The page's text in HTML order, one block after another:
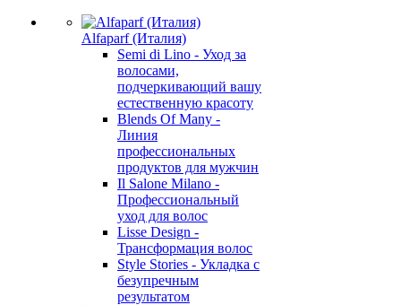
Alfaparf (Италия)
Semi di Lino - Уход за
волосами,
подчеркивающий вашу
естественную красоту
Blends Of Many -
Линия
профессиональных
продуктов для мужчин
Il Salone Milano -
Профессиональный
уход для волос
Lisse Design -
Трансформация волос
Style Stories - Укладка с
безупречным
результатом